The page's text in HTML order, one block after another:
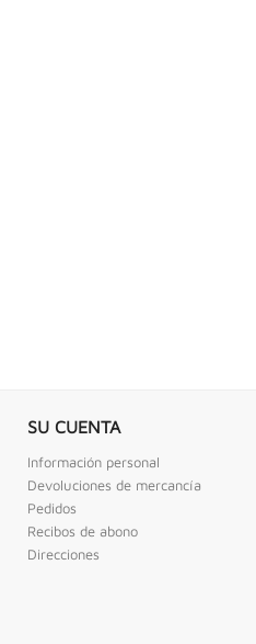
SU CUENTA
Información personal
Devoluciones de mercancía
Pedidos
Recibos de abono
Direcciones